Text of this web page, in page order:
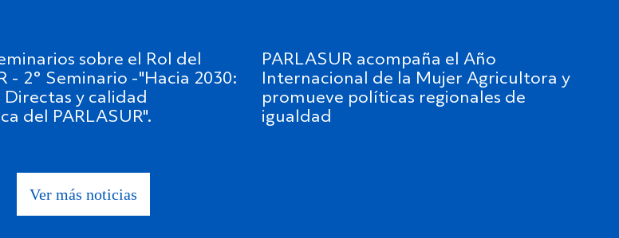
sobre el Rol del
- 2° Seminario -"Hacia 2030:
Directas y calidad
del PARLASUR".
PARLASUR acompaña el Año
Internacional de la Mujer Agricultora y
promueve políticas regionales de
igualdad
Ver más noticias